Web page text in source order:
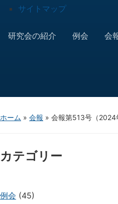
サイトマップ
研究会の紹介 例会 会
ホーム » 会報 » 会報第513号（2024
カテゴリー
例会 (45)